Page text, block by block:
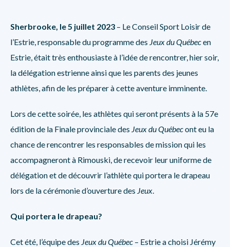
Sherbrooke, le 5 juillet 2023 – Le Conseil Sport Loisir de
l’Estrie, responsable du programme des Jeux du Québecen
Estrie, était très enthousiaste à l’idée de rencontrer, hier soir,
la délégation estrienne ainsi que les parents des jeunes
athlètes, afin de les préparer à cette aventure imminente.
Lors de cette soirée, les athlètes qui seront présents à la 57e
édition de la Finale provinciale des Jeux du Québecont eu la
chance de rencontrer les responsables de mission qui les
accompagneront à Rimouski, de recevoir leur uniforme de
délégation et de découvrir l’athlète qui portera le drapeau
lors de la cérémonie d’ouverture des Jeux.
Qui portera le drapeau?
Cet été, l’équipe des Jeux du Québec – Estrie a choisi Jérémy